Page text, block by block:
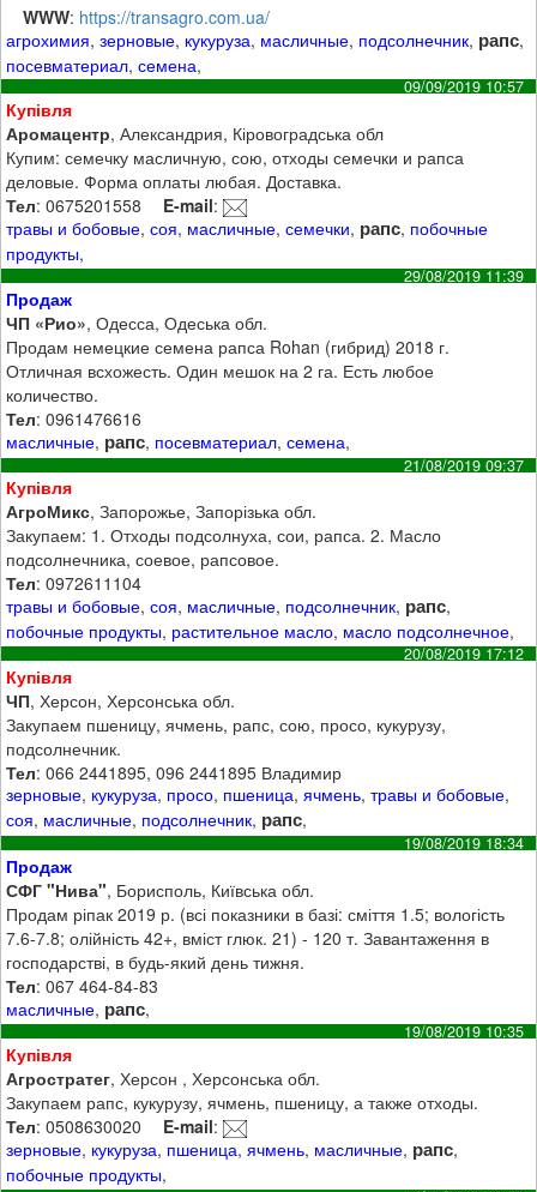
WWW: https://transagro.com.ua/
агрохимия,зерновые, кукуруза, масличные, подсолнечник, рапс,
посевматериал,семена,
09/09/2019 10:57
Купівля
Аромацентр, Александрия, Кіровоградська обл
Купим: семечку масличную, сою, отходы семечки и рапса
деловые. Форма оплаты любая. Доставка.
Тел: 0675201558 E-mail:
травы и бобовые,соя, масличные,семечки, рапс, побочные
продукты,
29/08/2019 11:39
Продаж
ЧП «Рио», Одесса, Одеська обл.
Продам немецкие семена рапса Rohan (гибрид) 2018 г.
Отличная всхожесть. Один мешок на 2 га. Есть любое
количество.
Тел: 0961476616
масличные, рапс, посевматериал,семена,
21/08/2019 09:37
Купівля
АгроМикс, Запорожье, Запорізька обл.
Закупаем: 1. Отходы подсолнуха, сои, рапса. 2. Масло
подсолнечника, соевое, рапсовое.
Тел: 0972611104
травы и бобовые,соя, масличные, подсолнечник, рапс,
побочные продукты, растительное масло, масло подсолнечное,
20/08/2019 17:12
Купівля
ЧП, Херсон, Херсонська обл.
Закупаем пшеницу, ячмень, рапс, сою, просо, кукурузу,
подсолнечник.
Тел: 066 2441895, 096 2441895 Владимир
зерновые, кукуруза, просо, пшеница,ячмень,травы и бобовые,
соя, масличные, подсолнечник, рапс,
19/08/2019 18:34
Продаж
СФГ "Нива", Борисполь, Київська обл.
Продам ріпак 2019 р. (всі показники в базі: сміття 1.5; вологість
7.6-7.8; олійність 42+, вміст глюк. 21) - 120 т. Завантаження в
господарстві, в будь-який день тижня.
Тел: 067 464-84-83
масличные, рапс,
19/08/2019 10:35
Купівля
Агростратег, Херсон , Херсонська обл.
Закупаем рапс, кукурузу, ячмень, пшеницу, а также отходы.
Тел: 0508630020 E-mail:
зерновые, кукуруза, пшеница,ячмень, масличные, рапс,
побочные продукты,